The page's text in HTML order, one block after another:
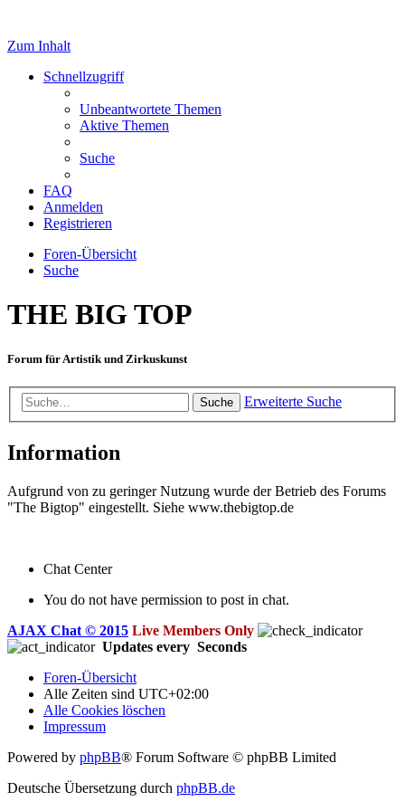
Zum Inhalt
Schnellzugriff
Unbeantwortete Themen
Aktive Themen
Suche
FAQ
Anmelden
Registrieren
Foren-Übersicht
Suche
THE BIG TOP
Forum für Artistik und Zirkuskunst
Suche Erweiterte Suche
Information
Aufgrund von zu geringer Nutzung wurde der Betrieb des Forums
"The Bigtop" eingestellt. Siehe www.thebigtop.de
Chat Center
You do not have permission to post in chat.
AJAX Chat © 2015 Live Members Only
Updates every Seconds
Foren-Übersicht
Alle Zeiten sind UTC+02:00
Alle Cookies löschen
Impressum
Powered by phpBB® Forum Software © phpBB Limited
Deutsche Übersetzung durch phpBB.de